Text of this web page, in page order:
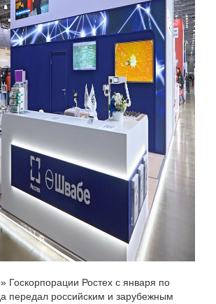
Госкорпорации Ростех с января по
передал российским и зарубежным